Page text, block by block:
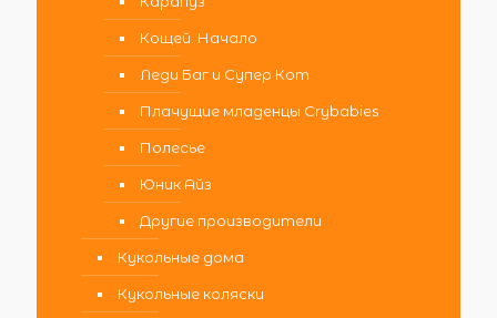
Кощей. Начало
Леди Баг и Супер Кот
Плачущие младенцы Crybabies
Полесье
Юник Айз
Другие производители
Кукольные дома
Кукольные коляски